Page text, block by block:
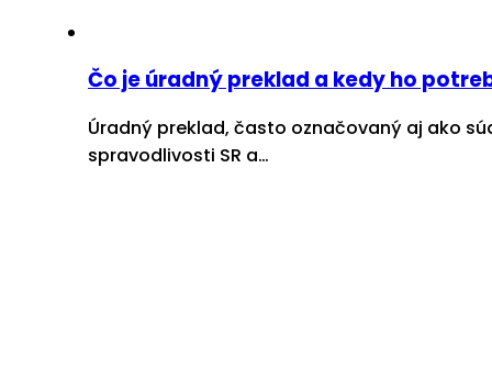
Čo je úradný preklad a kedy ho
Úradný preklad, často označovaný aj ako
spravodlivosti SR a…